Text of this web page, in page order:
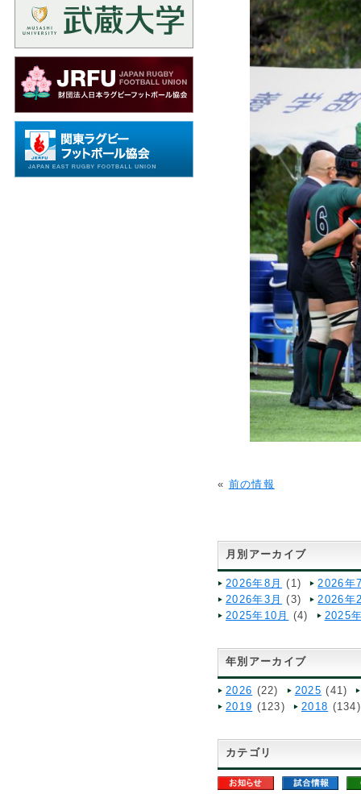
« 前の情報
月別アーカイブ
2026年8月 (1)
2026年
2026年3月 (3)
2026年
2025年10月
(4) 2025
年別アーカイブ
2026 (22) 2025 (41)
2019 (123) 2018 (134)
カテゴリ